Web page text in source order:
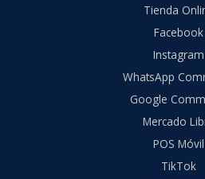
Tienda
Facebook
Instagram
WhatsApp
Google
Mercado
POS Móvil
TikTok